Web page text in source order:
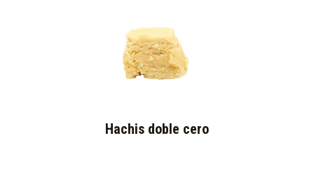
Hachis doble cero